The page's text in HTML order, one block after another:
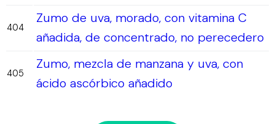
404
Zumo de uva, morado, con vitamina C
añadida, de concentrado, no perecedero
405
Zumo, mezcla de manzana y uva, con
ácido ascórbico añadido